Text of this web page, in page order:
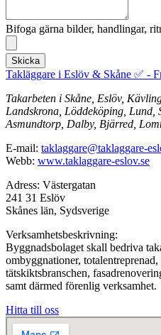
Bifoga gärna bilder, handlingar,
Skicka
Takläggare i Eslöv & Skåne ✅ -
Takarbeten i Skåne, Eslöv,
Landskrona, Löddeköping, Lund,
Asmundtorp, Dalby, Bjärred,
E-mail: taklaggare@taklaggare-
Webb: www.taklaggare-eslov.se
Adress: Västergatan
241 31 Eslöv
Skånes län, Sydsverige
Verksamhetsbeskrivning:
Byggnadsbolaget skall bedriva
ombyggnationer,
tätskiktsbranschen,
samt därmed förenlig verksamhet.
Hitta till oss